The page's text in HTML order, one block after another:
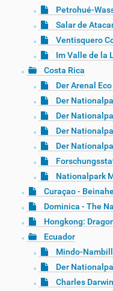
Petrohué-
Salar de
Ventisquero
Im Valle de la
Costa Rica
Der Arenal
Der
Der
Der
Der
Nationalpark
Curaçao -
Dominica - The
Hongkong:
Ecuador
Mindo-
Der
Charles